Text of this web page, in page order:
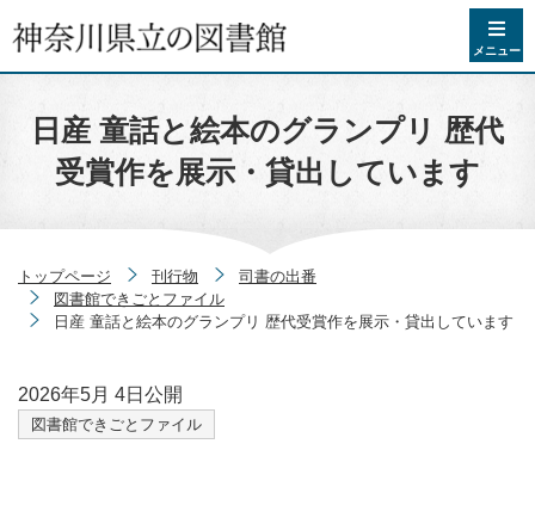
コンテンツへスキップ
メニュー
日産 童話と絵本のグランプリ 歴代
受賞作を展示・貸出しています
トップページ 刊行物
司書の出番
図書館できごとファイル
日産 童話と絵本のグランプリ 歴代受賞作を展示・貸出しています
2026年5月 4日 公開
図書館できごとファイル